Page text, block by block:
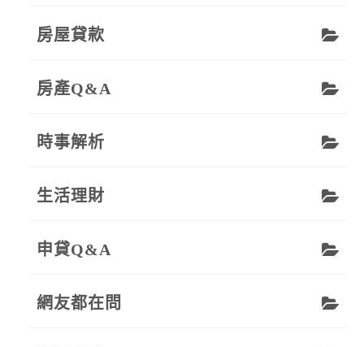
房屋貸款
房產Q&A
時事解析
生活理財
申貸Q&A
網友都在問